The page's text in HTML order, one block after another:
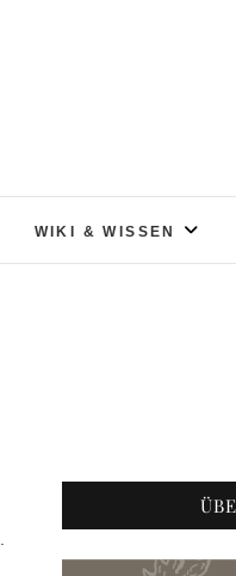
WIKI & WISSEN